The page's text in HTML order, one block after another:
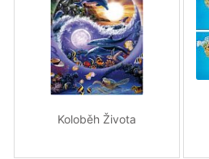
Koloběh Života